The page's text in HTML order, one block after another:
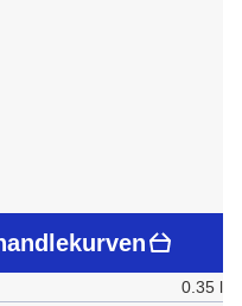
0.35 l